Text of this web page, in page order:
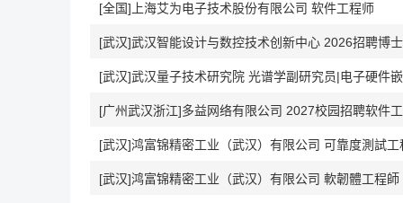
[全国]上海艾为电子技术股份有限公司 软件工程师
[武汉]武汉智能设计与数控技术创新中心 2026招聘博
[广州武汉浙江]多益网络有限公司 2027校园招聘软件
[武汉]鸿富锦精密工业（武汉）有限公司 可靠度測試工
[武汉]鸿富锦精密工业（武汉）有限公司 軟韌體工程師